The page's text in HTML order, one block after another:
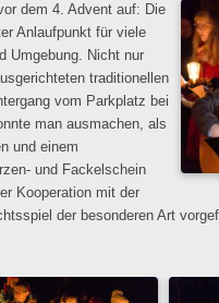
dem 4. Advent auf: Die
Anlaufpunkt für viele
Umgebung. Nicht nur
traditionellen
vom Parkplatz bei
man ausmachen, als
und einem
und Fackelschein
Kooperation mit der
der besonderen Art